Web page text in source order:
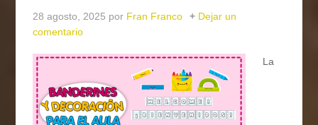
28 agosto, 2025 por Fran Franco
Dejar un
comentario
La